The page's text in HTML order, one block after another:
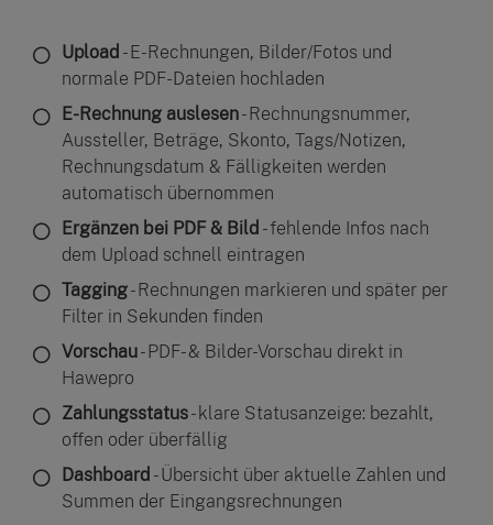
Upload - E-Rechnungen, Bilder/Fotos und
normale PDF-Dateien hochladen
E-Rechnung auslesen- Rechnungsnummer,
Aussteller, Beträge, Skonto, Tags/Notizen,
Rechnungsdatum & Fälligkeiten werden
automatisch übernommen
Ergänzen bei PDF & Bild - fehlende Infos nach
dem Upload schnell eintragen
Tagging- Rechnungen markieren und später per
Filter in Sekunden finden
Vorschau- PDF- & Bilder-Vorschau direkt in
Hawepro
Zahlungsstatus- klare Statusanzeige: bezahlt,
offen oder überfällig
Dashboard - Übersicht über aktuelle Zahlen und
Summen der Eingangsrechnungen